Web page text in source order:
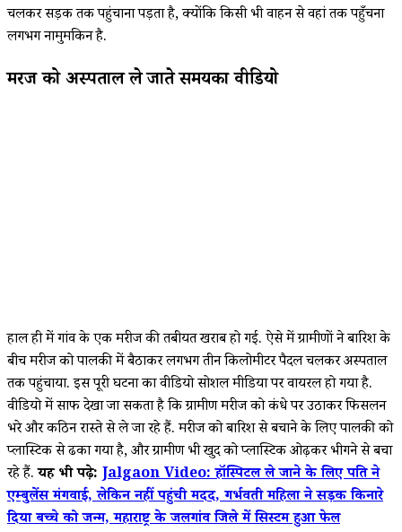
चलकर सड़क तक पहुंचाना पड़ता है, क्योंकि किसी भी वाहन से वहां तक पहुँचना
लगभग नामुमकिन है.
मरीज को अस्पताल ले जाते समयका वीडियो
हाल ही में गांव के एक मरीज की तबीयत खराब हो गई. ऐसे में ग्रामीणों ने बारिश के
बीच मरीज को पालकी में बैठाकर लगभग तीन किलोमीटर पैदल चलकर अस्पताल
तक पहुंचाया. इस पूरी घटना का वीडियो सोशल मीडिया पर वायरल हो गया है.
वीडियो में साफ देखा जा सकता है कि ग्रामीण मरीज को कंधे पर उठाकर फिसलन
भरे और कठिन रास्ते से ले जा रहे हैं. मरीज को बारिश से बचाने के लिए पालकी को
प्लास्टिक से ढका गया है, और ग्रामीण भी खुद को प्लास्टिक ओढ़कर भीगने से बचा
रहे हैं.यह भी पढ़े:Jalgaon Video: हॉस्पिटल ले जाने के लिए पति ने
एम्बुलेंस मंगवाई, लेकिन नहीं पहुंची मदद, गर्भवती महिला ने सड़क किनारे
दिया बच्चे को जन्म, महाराष्ट्र के जलगांव जिले में सिस्टम हुआ फेल